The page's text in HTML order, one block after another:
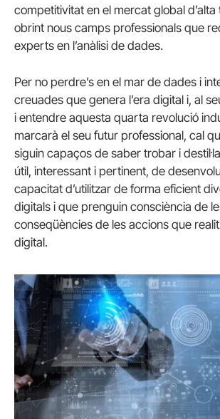
competitivitat en el mercat global d’alta
obrint nous camps professionals que
experts en l’anàlisi de dades.
Per no perdre’s en el mar de dades i
creuades que genera l’era digital i, al
i entendre aquesta quarta revolució
marcarà el seu futur professional, cal
siguin capaços de saber trobar i
útil, interessant i pertinent, de
capacitat d’utilitzar de forma eficient
digitals i que prenguin consciència de
conseqüències de les accions que
digital.